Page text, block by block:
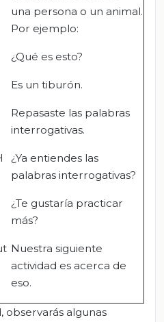
una persona o un animal.
Por ejemplo:
¿Qué es esto?
Es un tiburón.
Repasaste las palabras
interrogativas.
¿Ya entiendes las
palabras interrogativas?
¿Te gustaría practicar
más?
Nuestra siguiente
actividad es acerca de
eso.
observarás algunas